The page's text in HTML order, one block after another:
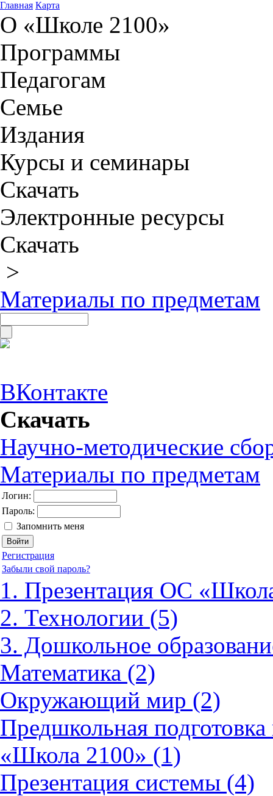
Главная Карта
О «Школе 2100»
Программы
Педагогам
Семье
Издания
Курсы и семинары
Скачать
Электронные ресурсы
Скачать
>
Материалы по предметам
ВКонтакте
Скачать
Научно-методические
Материалы по предметам
Логин:
Пароль:
Запомнить меня
Регистрация
Забыли свой пароль?
1. Презентация ОС
2. Технологии (5)
3. Дошкольное
Математика (2)
Окружающий мир (2)
Предшкольная
«Школа 2100» (1)
Презентация системы (4)